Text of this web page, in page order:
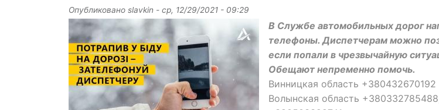
Опубликовано slavkin - ср, 12/29/2021 - 09:29
В Службе автомобильных дорог
телефоны. Диспетчерам можно
если попали в чрезвычайную
Обещают непременно помочь.
Винницкая область +380432670192
Волынская область